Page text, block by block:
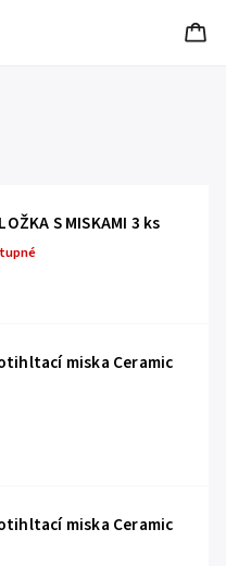
S MISKAMI 3 ks
miska Ceramic
miska Ceramic